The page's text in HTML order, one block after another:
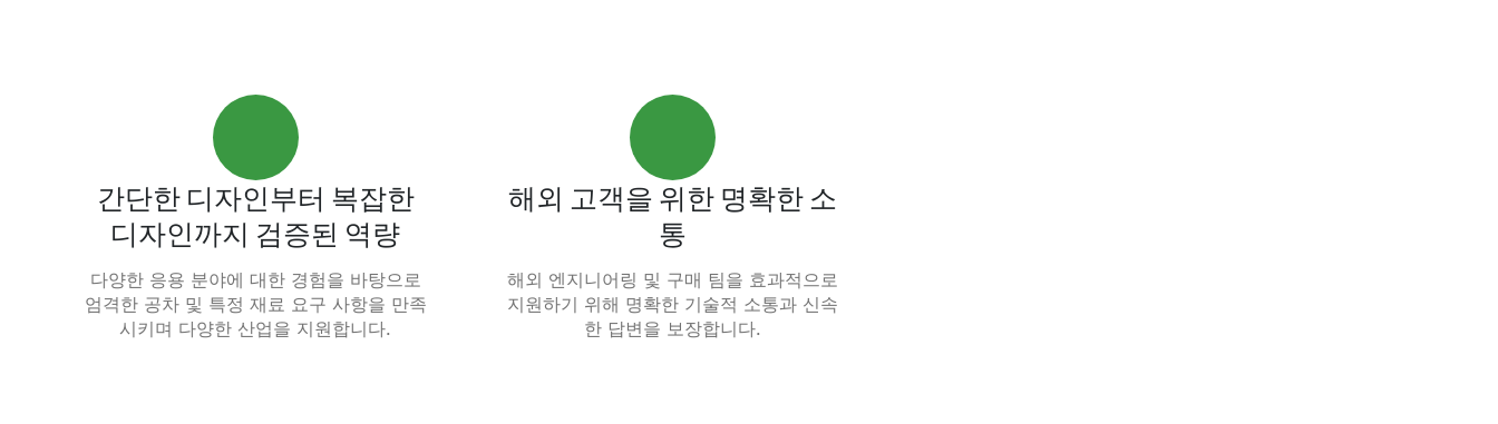
간단한 디자인부터 복잡한
디자인까지 검증된 역량
다양한 응용 분야에 대한 경험을 바탕으로
엄격한 공차 및 특정 재료 요구 사항을 만족
시키며 다양한 산업을 지원합니다.
해외 고객을 위한 명확한 소
통
해외 엔지니어링 및 구매 팀을 효과적으로
지원하기 위해 명확한 기술적 소통과 신속
한 답변을 보장합니다.